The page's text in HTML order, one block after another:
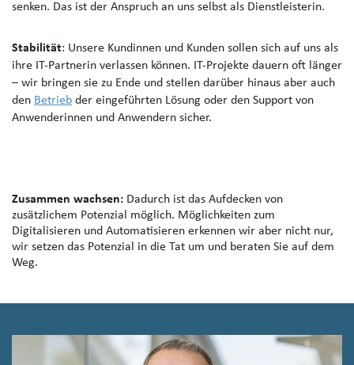
senken. Das ist der Anspruch an uns selbst als Dienstleisterin.
Stabilität: Unsere Kundinnen und Kunden sollen sich auf uns als
ihre IT-Partnerin verlassen können. IT-Projekte dauern oft länger
– wir bringen sie zu Ende und stellen darüber hinaus aber auch
den Betrieb der eingeführten Lösung oder den Support von
Anwenderinnen und Anwendern sicher.
Zusammen wachsen: Dadurch ist das Aufdecken von
zusätzlichem Potenzial möglich. Möglichkeiten zum
Digitalisieren und Automatisieren erkennen wir aber nicht nur,
wir setzen das Potenzial in die Tat um und beraten Sie auf dem
Weg.